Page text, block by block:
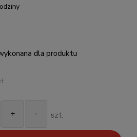
dla produktu
+ - szt.